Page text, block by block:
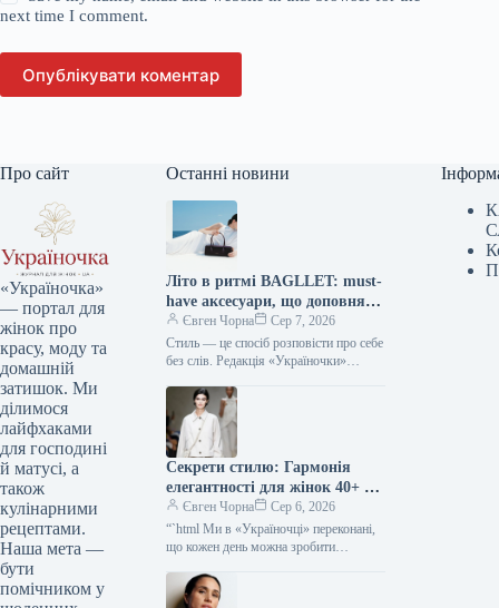
next time I comment.
Опублікувати коментар
Про сайт
«Україночка»
— портал для
жінок про
красу, моду та
домашній
затишок. Ми
ділимося
лайфхаками
для господині
й матусі, а
також
кулінарними
рецептами.
Наша мета —
бути
помічником у
Останні новини
Літо в ритмі BAGLLET: must-
have аксесуари, що доповнять
твій фешн-образ
Євген Чорна
Сер 7, 2026
Стиль — це спосіб розповісти про себе
без слів. Редакція «Україночки»
тенденціями, і сьогодні ми
підготували…
Секрети стилю: Гармонія
елегантності для жінок 40+ від
топ-стилістки
Євген Чорна
Сер 6, 2026
“`html Ми в «Україночці» переконані,
що кожен день можна зробити
трішки натхнення. Сьогодні ми
розбираємося…